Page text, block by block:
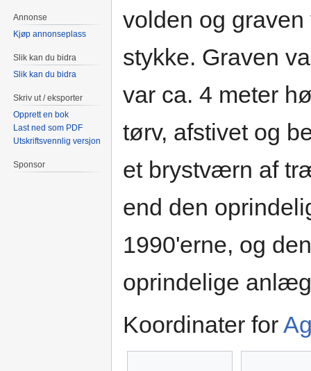
volden og
stykke. Graven
var ca. 4 meter
tørv, afstivet og
et brystværn af
end den
1990'erne, og
oprindelige
Koordinater for
Annonse
Kjøp annonseplass
Slik kan du bidra
Slik kan du bidra
Skriv ut / eksporter
Opprett en bok
Last ned som PDF
Utskriftsvennlig versjon
Sponsor